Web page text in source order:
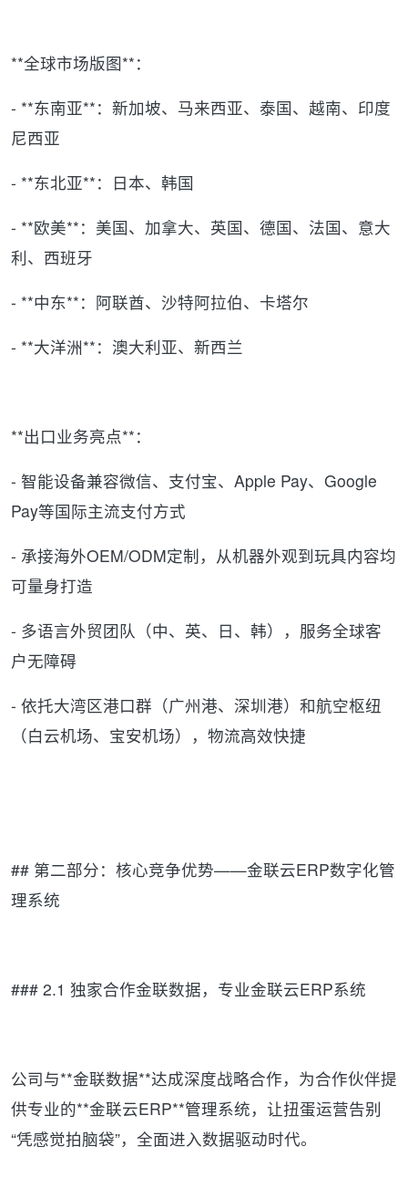
**全球市场版图**：
- **东南亚**：新加坡、马来西亚、泰国、越南、印度
尼西亚
- **东北亚**：日本、韩国
- **欧美**：美国、加拿大、英国、德国、法国、意大
利、西班牙
- **中东**：阿联酋、沙特阿拉伯、卡塔尔
- **大洋洲**：澳大利亚、新西兰
**出口业务亮点**：
- 智能设备兼容微信、支付宝、Apple Pay、Google
Pay等国际主流支付方式
- 承接海外OEM/ODM定制，从机器外观到玩具内容均
可量身打造
- 多语言外贸团队（中、英、日、韩），服务全球客
户无障碍
- 依托大湾区港口群（广州港、深圳港）和航空枢纽
（白云机场、宝安机场），物流高效快捷
## 第二部分：核心竞争优势——金联云ERP数字化管
理系统
### 2.1 独家合作金联数据，专业金联云ERP系统
公司与**金联数据**达成深度战略合作，为合作伙伴提
供专业的**金联云ERP**管理系统，让扭蛋运营告别
“凭感觉拍脑袋”，全面进入数据驱动时代。